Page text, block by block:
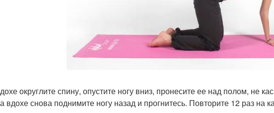
округлите спину, опустите ногу вниз, пронесите ее над полом, не
вдохе снова поднимите ногу назад и прогнитесь. Повторите 12 раз на